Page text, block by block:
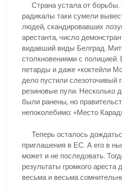
Страна устала от борьбы.
радикалы таки сумели
людей, скандировавших
арестанта, число
видавший виды Белград.
столкновениями с
петарды и даже «коктейли
дело пустили слезоточивый
резиновые пули. Несколько
были ранены, но
непоколебимо: «Место
Теперь осталось
приглашения в ЕС. А его в
может и не последовать.
результаты громкого ареста
весьма и весьма